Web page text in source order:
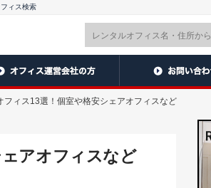
ィス検索
フィス13選！個室や格安シェアオフィスなど
アオフィスなど